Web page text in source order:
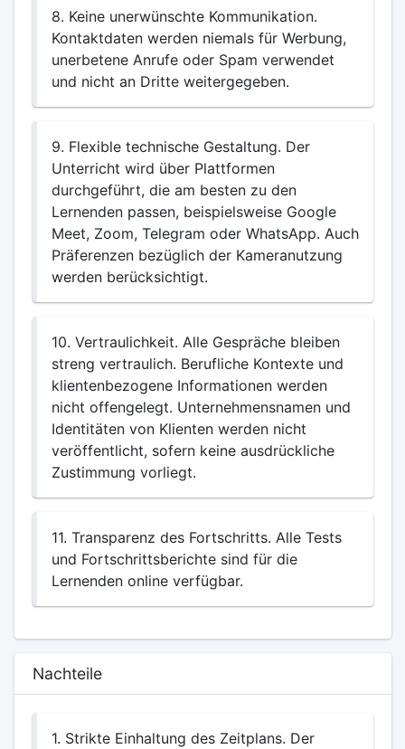
8. Keine unerwünschte Kommunikation.
Kontaktdaten werden niemals für Werbung,
unerbetene Anrufe oder Spam verwendet
und nicht an Dritte weitergegeben.
9. Flexible technische Gestaltung. Der
Unterricht wird über Plattformen
durchgeführt, die am besten zu den
Lernenden passen, beispielsweise Google
Meet, Zoom, Telegram oder WhatsApp. Auch
Präferenzen bezüglich der Kameranutzung
werden berücksichtigt.
10. Vertraulichkeit. Alle Gespräche bleiben
streng vertraulich. Berufliche Kontexte und
klientenbezogene Informationen werden
nicht offengelegt. Unternehmensnamen und
Identitäten von Klienten werden nicht
veröffentlicht, sofern keine ausdrückliche
Zustimmung vorliegt.
11. Transparenz des Fortschritts. Alle Tests
und Fortschrittsberichte sind für die
Lernenden online verfügbar.
Nachteile
1. Strikte Einhaltung des Zeitplans. Der